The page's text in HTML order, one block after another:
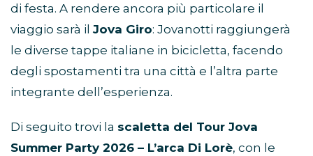
di festa. A rendere ancora più particolare il
viaggio sarà il Jova Giro: Jovanotti raggiungerà
le diverse tappe italiane in bicicletta, facendo
degli spostamenti tra una città e l’altra parte
integrante dell’esperienza.
Di seguito trovi la scaletta del Tour Jova
Summer Party 2026 – L’arca Di Lorè, con le